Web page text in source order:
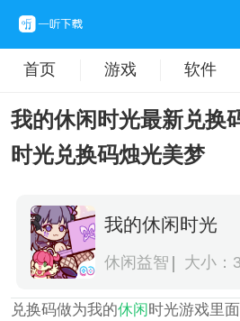
首页 游戏 软件
我的休闲时光最新兑换
时光兑换码烛光美梦
我的休闲时光
休闲益智 大小：
兑换码做为我的休闲时光游戏里